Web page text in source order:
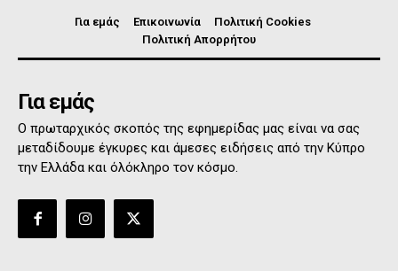
Για εμάς Επικοινωνία
Πολιτική Cookies
Πολιτική Απορρήτου
Για εμάς
Ο πρωταρχικός σκοπός της εφημερίδας μας είναι να σας
μεταδίδουμε έγκυρες και άμεσες ειδήσεις από την Κύπρο
την Ελλάδα και όλόκληρο τον κόσμο.